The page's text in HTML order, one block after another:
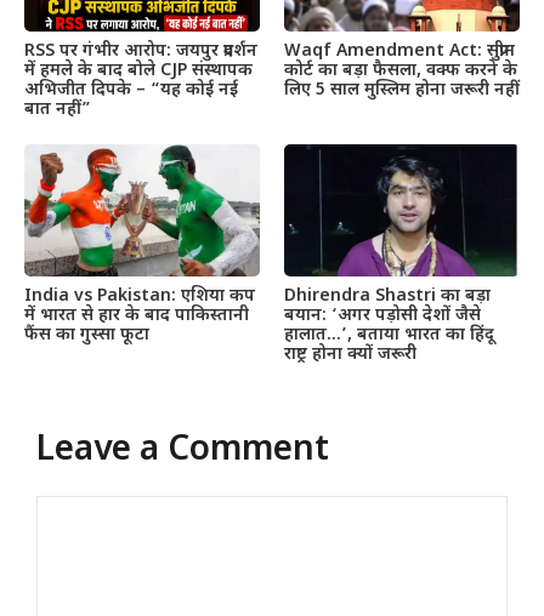
RSS पर गंभीर आरोप: जयपुर प्रदर्शन
में हमले के बाद बोले CJP संस्थापक
अभिजीत दिपके – “यह कोई नई
बात नहीं”
Waqf Amendment Act: सुप्रीम
कोर्ट का बड़ा फैसला, वक्फ करने के
लिए 5 साल मुस्लिम होना जरूरी नहीं
India vs Pakistan: एशिया कप
में भारत से हार के बाद पाकिस्तानी
फैंस का गुस्सा फूटा
Dhirendra Shastri का बड़ा
बयान: ‘अगर पड़ोसी देशों जैसे
हालात…’, बताया भारत का हिंदू
राष्ट्र होना क्यों जरूरी
Leave a Comment